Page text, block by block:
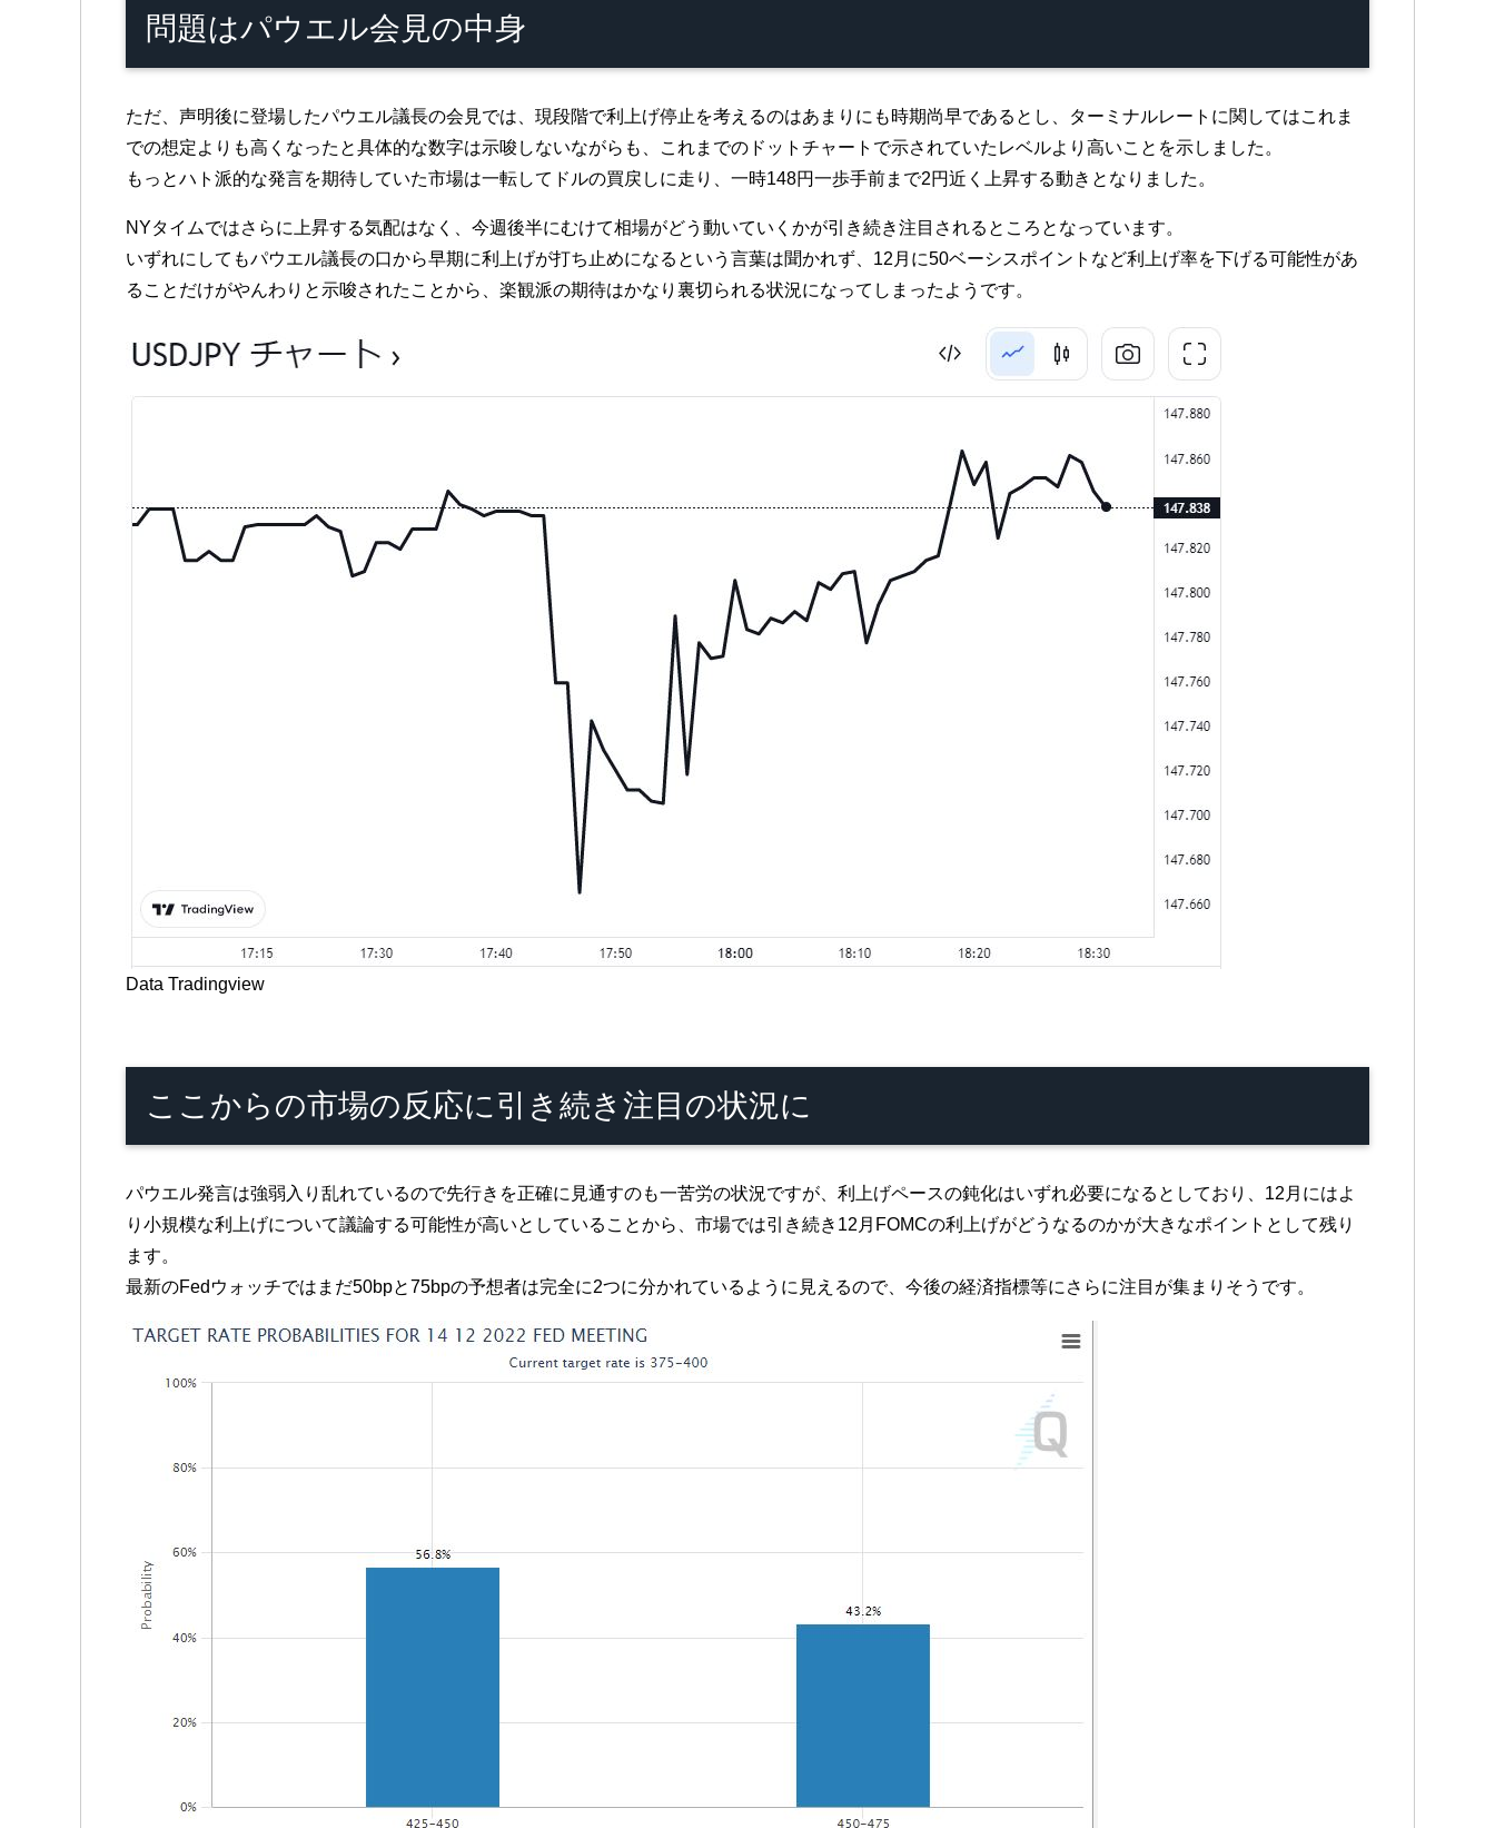
問題はパウエル会見の中身
ただ、声明後に登場したパウエル議長の会見では、現段階で利上げ停止を考えるのはあまりにも時期尚早であるとし、ターミナルレートに関してはこれま
での想定よりも高くなったと具体的な数字は示唆しないながらも、これまでのドットチャートで示されていたレベルより高いことを示しました。
もっとハト派的な発言を期待していた市場は一転してドルの買戻しに走り、一時148円一歩手前まで2円近く上昇する動きとなりました。
NYタイムではさらに上昇する気配はなく、今週後半にむけて相場がどう動いていくかが引き続き注目されるところとなっています。
いずれにしてもパウエル議長の口から早期に利上げが打ち止めになるという言葉は聞かれず、12月に50ベーシスポイントなど利上げ率を下げる可能性があ
ることだけがやんわりと示唆されたことから、楽観派の期待はかなり裏切られる状況になってしまったようです。
Data Tradingview
ここからの市場の反応に引き続き注目の状況に
パウエル発言は強弱入り乱れているので先行きを正確に見通すのも一苦労の状況ですが、利上げペースの鈍化はいずれ必要になるとしており、12月にはよ
り小規模な利上げについて議論する可能性が高いとしていることから、市場では引き続き12月FOMCの利上げがどうなるのかが大きなポイントとして残り
ます。
最新のFedウォッチではまだ50bpと75bpの予想者は完全に2つに分かれているように見えるので、今後の経済指標等にさらに注目が集まりそうです。